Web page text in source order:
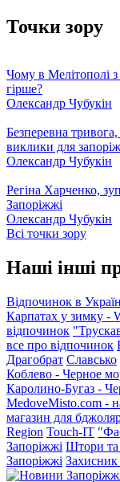
Точки зору
Чому в Мелітополі
гірше?
Олександр Чубукін
Безперевна
виклики для
Олександр Чубукін
Регіна Харченко,
Запоріжжі
Олександр Чубукін
Всі точки зору
Наші інші
Відпочинок в
Карпатах у зимку -
відпочинок
все про відпочинок
Драгобрат Славсько
Коблево - Черное
Каролино-Бугаз -
MedoveMisto.com -
магазин для
Region Touch-IT
Запоріжжі Штори та
Запоріжжі Захисник